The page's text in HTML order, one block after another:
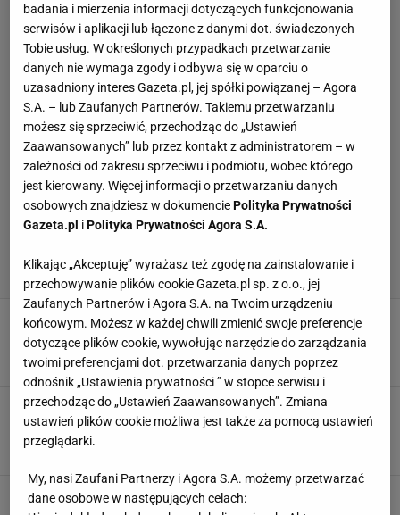
Jak urządzić stylową łazienkę bez remontu.
Dodatki, które robią różnicę
DOZOWNIK POJEMNIKI ŁAZIENKA
Ten dozownik z Jysk kosztuje niewiele, a
wygląda jak z luksusowego spa
badania i mierzenia informacji dotyczących funkcjonowania
serwisów i aplikacji lub łączone z danymi dot. świadczonych
Tobie usług. W określonych przypadkach przetwarzanie
danych nie wymaga zgody i odbywa się w oparciu o
uzasadniony interes Gazeta.pl, jej spółki powiązanej – Agora
S.A. – lub Zaufanych Partnerów. Takiemu przetwarzaniu
możesz się sprzeciwić, przechodząc do „Ustawień
Zaawansowanych” lub przez kontakt z administratorem – w
zależności od zakresu sprzeciwu i podmiotu, wobec którego
jest kierowany. Więcej informacji o przetwarzaniu danych
osobowych znajdziesz w dokumenciePolityka Prywatności
Gazeta.pl iPolityka Prywatności Agora S.A.
Klikając „Akceptuję” wyrażasz też zgodę na zainstalowanie i
przechowywanie plików cookie Gazeta.pl sp. z o.o., jej
Zaufanych Partnerów i Agora S.A. na Twoim urządzeniu
końcowym. Możesz w każdej chwili zmienić swoje preferencje
dotyczące plików cookie, wywołując narzędzie do zarządzania
twoimi preferencjami dot. przetwarzania danych poprzez
odnośnik „Ustawienia prywatności ” w stopce serwisu i
przechodząc do „Ustawień Zaawansowanych”. Zmiana
ustawień plików cookie możliwa jest także za pomocą ustawień
przeglądarki.
My, nasi Zaufani Partnerzy i Agora S.A. możemy przetwarzać
dane osobowe w następujących celach: